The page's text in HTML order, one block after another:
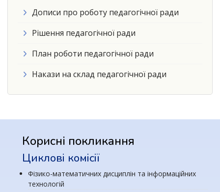
Дописи про роботу педагогічної ради
Рішення педагогічної ради
План роботи педагогічної ради
Накази на склад педагогічної ради
Корисні покликання
Циклові комісії
Фізико-математичних дисциплін та інформаційних
технологій